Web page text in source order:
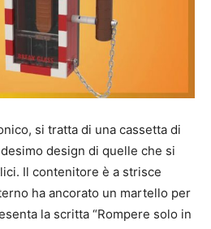
si tratta di una cassetta di
design di quelle che si
Il contenitore è a strisce
ha ancorato un martello per
la scritta “Rompere solo in